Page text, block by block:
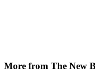
More from The New